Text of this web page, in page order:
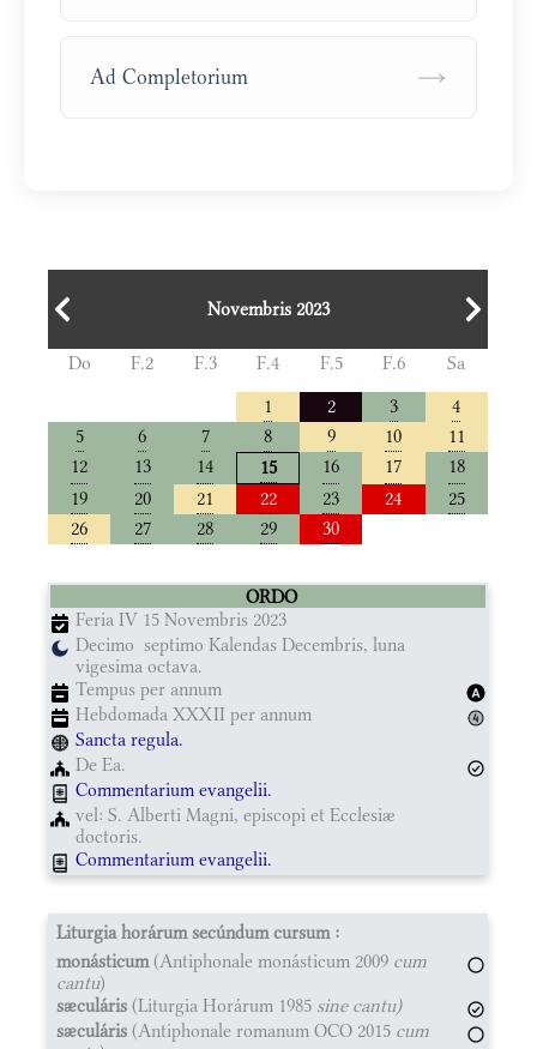
Ad Completorium →
Novembris 2023
Do F.2 F.3 F.4 F.5 F.6
Sa
1
2 3
4
5
6 7 8 9 10
11
12
13 14 15 16 17
18
19
20 21 22 23 24
25
26
27 28 29 30
ORDO
Feria IV 15 Novembris 2023
Decimo septimo Kalendas Decembris, luna
vigesima octava.
Tempus per annum
Hebdomada XXXII per annum
Sancta regula.
De Ea.
Commentarium evangelii.
vel: S. Alberti Magni, episcopi et Ecclesiæ
doctoris.
Commentarium evangelii.
Liturgia horárum secúndum cursum :
monásticum(Antiphonale monásticum 2009 cum
cantu)
sæculáris (Liturgia Horárum 1985 sine cantu)
sæculáris (Antiphonale romanum OCO 2015 cum